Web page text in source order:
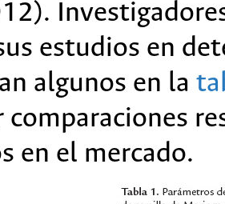
estudios en
algunos en la
comparaciones
en el mercado.